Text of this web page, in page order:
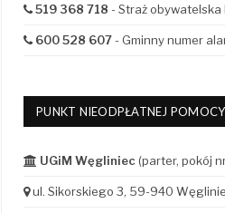
519 368 718 - Straż obywatelska
600 528 607- Gminny numer
PUNKT NIEODPŁATNEJ
UGiM Węgliniec (parter, pokój
ul. Sikorskiego 3, 59-940